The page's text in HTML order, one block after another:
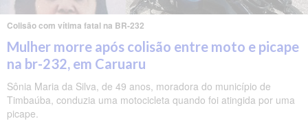
Colisão com vítima fatal na BR-232
Mulher morre após colisão entre moto e picape
na br-232, em Caruaru
Sônia Maria da Silva, de 49 anos, moradora do município de
Timbaúba, conduzia uma motocicleta quando foi atingida por uma
picape.